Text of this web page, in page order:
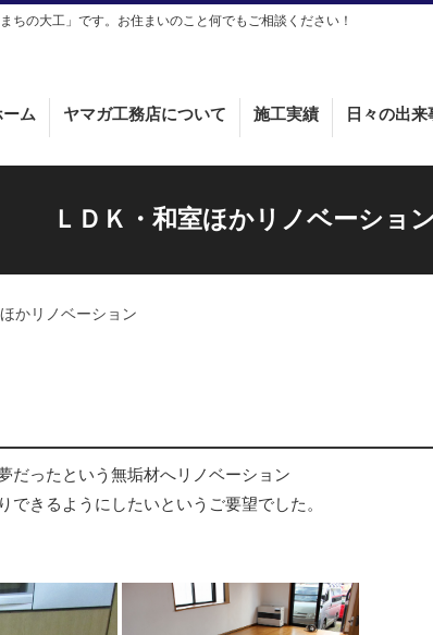
の大工」です。お住まいのこと何でもご相談ください！
ーム ヤマガ工務店について 施工実績 日々の出来
ＬＤＫ・和室ほかリノベーション
かリノベーション
だったという無垢材へリノベーション
きるようにしたいというご要望でした。